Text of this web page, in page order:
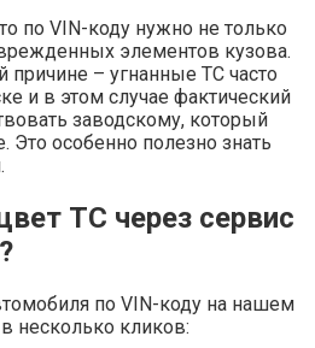
по VIN-коду нужно не только
элементов кузова.
– угнанные ТС часто
и в этом случае фактический
заводскому, который
особенно полезно знать
ТС через сервис
по VIN-коду на нашем
несколько кликов: